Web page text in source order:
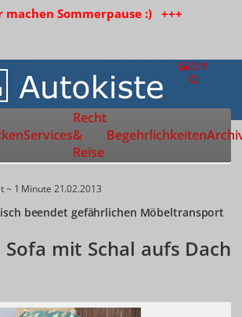
Sommerpause :) +++
Zur Startseite
Services
Recht
&
Reise
Begehrlichkeiten
~ 1 Minute 21.02.2013
beendet gefährlichen Möbeltransport
mit Schal aufs Dach